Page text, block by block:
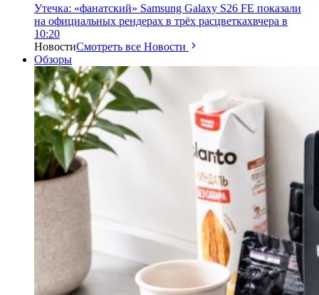
Утечка: «фанатский» Samsung Galaxy S26 FE показали
на официальных рендерах в трёх расцветкахвчера в
10:20
НовостиСмотреть все Новости
Обзоры